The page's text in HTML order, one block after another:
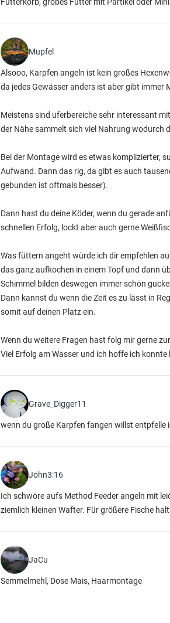
Mupfel
Alsooo, Karpfen angeln ist kein großes
da jedes Gewässer anders ist aber gibt immer
Meistens sind uferbereiche sehr interessant
der Nähe sammelt sich viel Nahrung wodurch
Bei der Montage wird es etwas komplizierter,
Aufwand. Dann das rig, da gibt es auch
gebunden ist oftmals besser).
Dann hast du deine Köder, wenn du gerade
schnellen Erfolg, lockt aber auch gerne
Was füttern angeht würde ich dir empfehlen
das ganz aufkochen in einem Topf und dann
Schimmel bilden deswegen immer schön
Dann kannst du wenn die Zeit es zu lässt in
somit auf deinen Platz ein.
Wenn du weitere Fragen hast folg mir gerne
Viel Erfolg am Wasser und ich hoffe ich konnte
Grave_Digger11
wenn du große Karpfen fangen willst entpfelle
John3:16
Ich schwöre aufs Method Feeder angeln mit
ziemlich kleinen Wafter. Für größere Fische
JaCu
Semmelmehl, Dose Mais, Haarmontage